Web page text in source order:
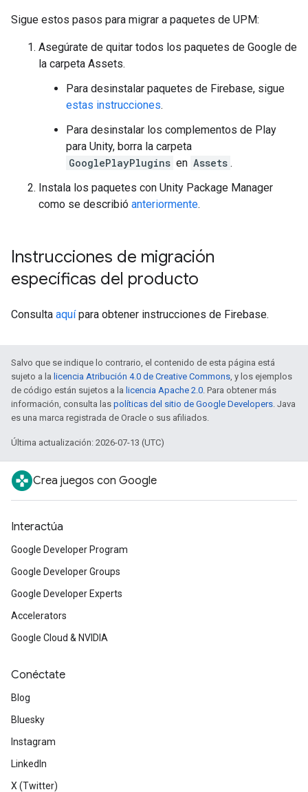
Sigue estos pasos para migrar a paquetes de UPM:
Asegúrate de quitar todos los paquetes de Google de
la carpeta Assets.
Para desinstalar paquetes de Firebase, sigue
estas instrucciones.
Para desinstalar los complementos de Play
para Unity, borra la carpeta
GooglePlayPlugins en Assets .
Instala los paquetes con Unity Package Manager
como se describió anteriormente.
Instrucciones de migración
específicas del producto
Consulta aquípara obtener instrucciones de Firebase.
Salvo que se indique lo contrario, el contenido de esta página está
sujeto a la licencia Atribución 4.0 de Creative Commons , y los ejemplos
de código están sujetos a la licencia Apache 2.0 . Para obtener más
información, consulta las políticas del sitio de Google Developers . Java
es una marca registrada de Oracle o sus afiliados.
Última actualización: 2026-07-13 (UTC)
Crea juegos con Google
Interactúa
Google Developer Program
Google Developer Groups
Google Developer Experts
Accelerators
Google Cloud & NVIDIA
Conéctate
Blog
Bluesky
Instagram
LinkedIn
X (Twitter)